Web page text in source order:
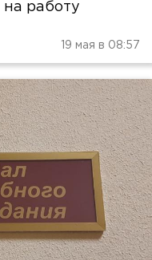
работу
19 мая в 08:57